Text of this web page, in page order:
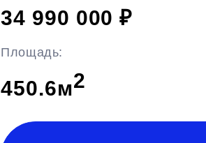
34 990 000 ₽
Площадь:
450.6м2